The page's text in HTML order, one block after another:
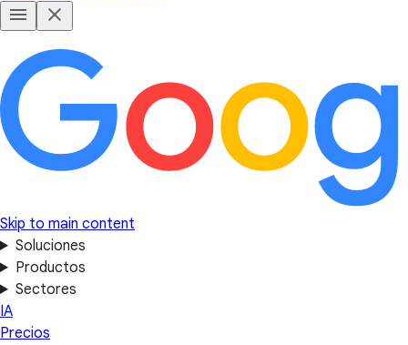
Skip to main content
Soluciones
Productos
Sectores
IA
Precios